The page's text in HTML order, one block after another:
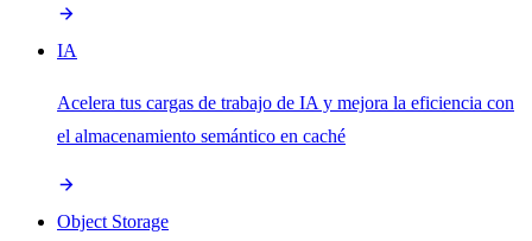
IA
Acelera tus cargas de trabajo de IA y mejora la eficiencia con
el almacenamiento semántico en caché
Object Storage